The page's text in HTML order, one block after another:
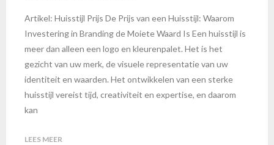
Artikel: Huisstijl Prijs De Prijs van een Huisstijl: Waarom
Investering in Branding de Moiete Waard Is Een huisstijl is
meer dan alleen een logo en kleurenpalet. Het is het
gezicht van uw merk, de visuele representatie van uw
identiteit en waarden. Het ontwikkelen van een sterke
huisstijl vereist tijd, creativiteit en expertise, en daarom
kan
LEES MEER